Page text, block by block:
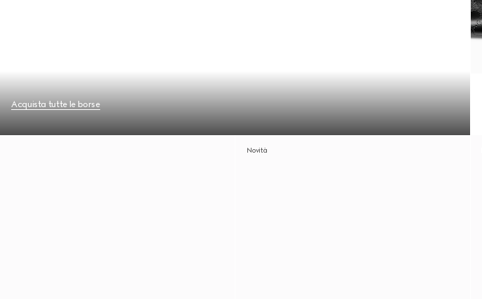
Acquista tutte le borse
Novità